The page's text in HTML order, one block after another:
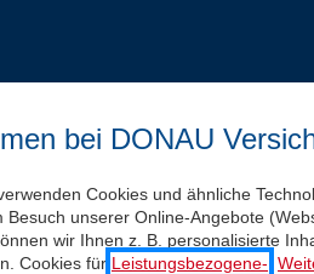
bei DONAU
Cookies und ähnliche
Besuch unserer Online-Angebote
wir Ihnen z. B. personalisierte
Cookies für Leistungsbezogene-